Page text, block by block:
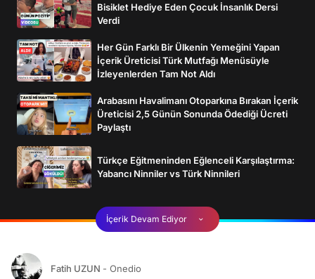
Bisiklet Hediye Eden Çocuk İnsanlık Dersi
Verdi
Her Gün Farklı Bir Ülkenin Yemeğini Yapan
İçerik Üreticisi Türk Mutfağı Menüsüyle
İzleyenlerden Tam Not Aldı
Arabasını Havalimanı Otoparkına Bırakan İçerik
Üreticisi 2,5 Günün Sonunda Ödediği Ücreti
Paylaştı
Türkçe Eğitmeninden Eğlenceli Karşılaştırma:
Yabancı Ninniler vs Türk Ninnileri
İçerik Devam Ediyor
Fatih UZUN - Onedio